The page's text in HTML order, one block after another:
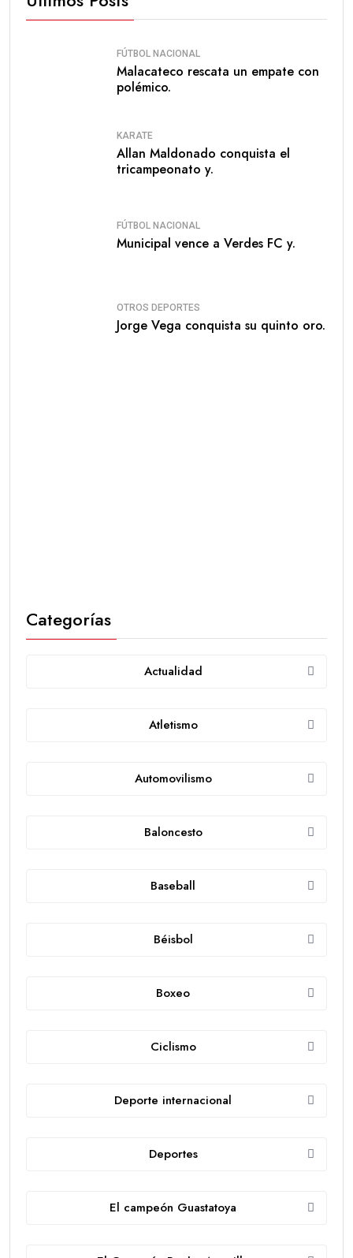
FÚTBOL NACIONAL
Malacateco rescata un empate con
polémico.
KARATE
Allan Maldonado conquista el
tricampeonato y.
FÚTBOL NACIONAL
Municipal vence a Verdes FC y.
OTROS DEPORTES
Jorge Vega conquista su quinto oro.
Categorías
Actualidad
Atletismo
Automovilismo
Baloncesto
Baseball
Béisbol
Boxeo
Ciclismo
Deporte internacional
Deportes
El campeón Guastatoya